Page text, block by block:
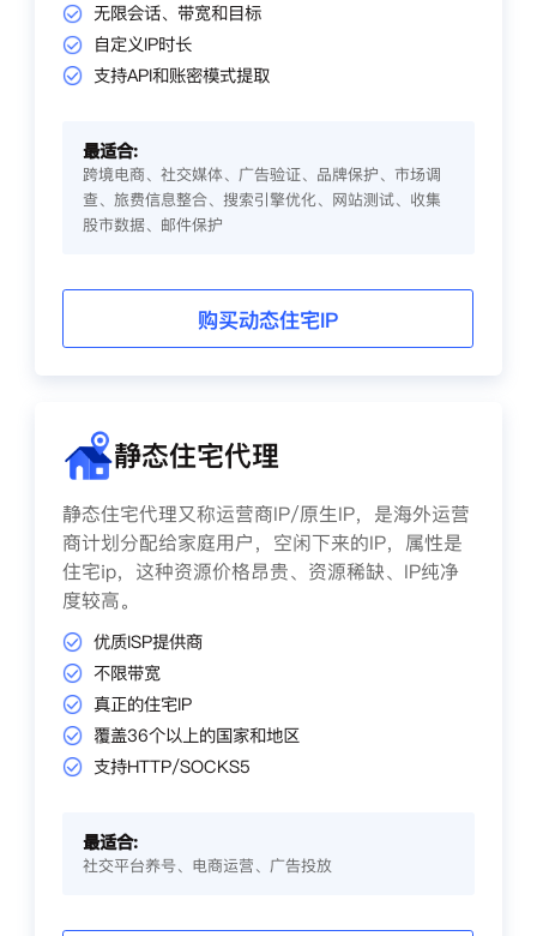
无限会话、带宽和目标
自定义IP时长
支持API和账密模式提取
最适合:
跨境电商、社交媒体、广告验证、品牌保护、市场调
查、旅费信息整合、搜索引擎优化、网站测试、收集
股市数据、邮件保护
购买动态住宅IP
静态住宅代理
静态住宅代理又称运营商IP/原生IP，是海外运营
商计划分配给家庭用户，空闲下来的IP，属性是
住宅ip，这种资源价格昂贵、资源稀缺、IP纯净
度较高。
优质ISP提供商
不限带宽
真正的住宅IP
覆盖36个以上的国家和地区
支持HTTP/SOCKS5
最适合:
社交平台养号、电商运营、广告投放